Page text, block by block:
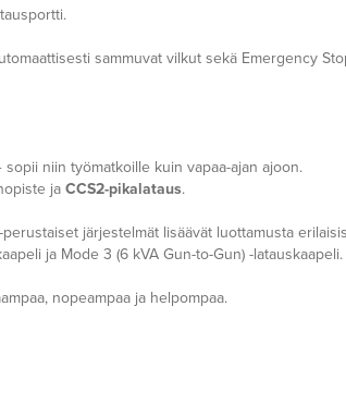
sammuvat vilkut sekä Emergency
niin työmatkoille kuin vapaa-ajan ajoon.
ja CCS2-pikalataus.
perustaiset järjestelmät lisäävät luottamusta
ja Mode 3 (6 kVA Gun-to-Gun) -latauskaapeli.
nopeampaa ja helpompaa.